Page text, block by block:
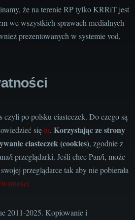
że na terenie RP tylko KRRiT jest
we wszystkich sprawach medialnych
prezentowanych w systemie vod,
czyli po polsku ciasteczek. Do czego są
siętu. Korzystając ze strony
ciasteczek (cookies), zgodnie z
i przeglądarki. Jeśli chce Pan/i, może
przeglądarce tak aby nie pobierała
2011-2025. Kopiowanie i